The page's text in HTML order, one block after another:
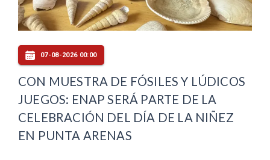
07-08-2026 00:00
CON MUESTRA DE FÓSILES Y LÚDICOS
JUEGOS: ENAP SERÁ PARTE DE LA
CELEBRACIÓN DEL DÍA DE LA NIÑEZ
EN PUNTA ARENAS